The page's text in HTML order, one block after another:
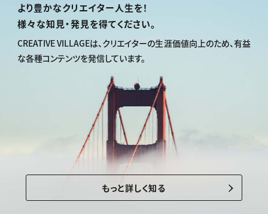
より豊かなクリエイター人生を！
様々な知見・発見を得てください。
CREATIVE VILLAGEは、クリエイターの生涯価値向上のため、有益
な各種コンテンツを発信しています。
もっと詳しく知る